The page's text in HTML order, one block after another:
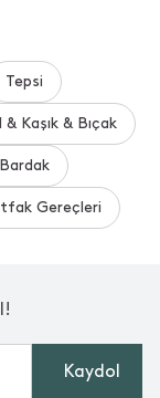
Tepsi
Kaşık & Bıçak
Bardak
Gereçleri
Kaydol